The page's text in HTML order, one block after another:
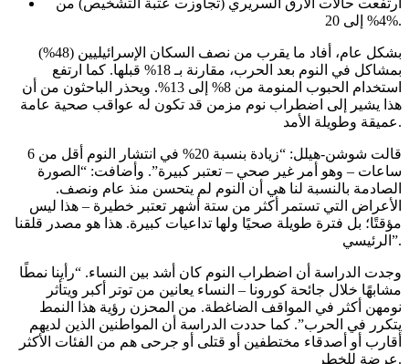
ارتفعت حالات الأرق السريري (تجاوزت عتبة التشخيص) من
4% إلى 20%.
بشكل عام، أفاد ما يقرب من نصف السكان الإسرائيليين (48%)
بمشاكل في النوم بعد الحرب، مقارنة بـ 18% قبلها. كما ارتفع
استخدام الحبوب المنومة من 8% إلى 13%. ويحذر الباحثون من أن
هذا يشير إلى اضطراب نوم مزمن قد تكون له عواقب صحية عامة
عميقة وطويلة الأمد.
قالت شوشن-هيلل: “زيادة بنسبة 20% في انتشار النوم أقل من 6
ساعات – وهو أمر غير صحي – تعتبر كبيرة”. وأضافت: “الصورة
الصادمة بالنسبة لنا هي أن النوم لم يتحسن منذ عام ونصف.
الأعراض التي تستمر أكثر من ستة أشهر تعتبر خطيرة – هذا ليس
مؤقتًا؛ بل فترة طويلة صحيًا ولها تداعيات كبيرة. هذا هو مصدر قلقنا
الرئيسي”.
وجدت الدراسة أن اضطراب النوم كان أشد بين النساء. “رأينا نمطًا
مشابهًا خلال جائحة كورونا – النساء يعانين من توتر أكبر ويتأثر
نومهن أكثر في المواقف الضاغطة. من المحزن رؤية هذا النمط
يتكرر في الحرب”. كما حددت الدراسة أن المواطنين الذين لديهم
أقارب أو أصدقاء مختطفين أو قتلى أو جرحى هم من الفئات الأكثر
عرضة للخطر.